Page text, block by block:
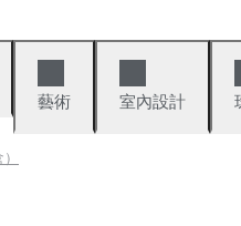
藝術
室內設計